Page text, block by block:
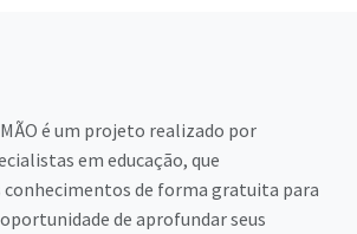
MÃO é um projeto realizado por
em educação, que
de forma gratuita para
de aprofundar seus